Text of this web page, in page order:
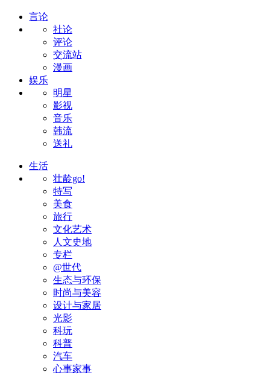
言论
社论
评论
交流站
漫画
娱乐
明星
影视
音乐
韩流
送礼
生活
壮龄go!
特写
美食
旅行
文化艺术
人文史地
专栏
@世代
生态与环保
时尚与美容
设计与家居
光影
科玩
科普
汽车
心事家事